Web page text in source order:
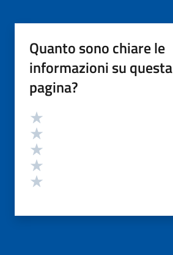
Quanto sono chiare le
informazioni su questa
pagina?
Valutazione